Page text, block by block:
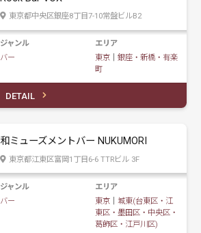
東京都中央区銀座8丁目7-10常盤ビルB2
ジャンル
バー
エリア
東京｜ 銀座・新橋・有楽
町
DETAIL
和ミューズメントバー NUKUMORI
東京都江東区富岡1丁目6-6 TTRビル 3F
ジャンル
バー
エリア
東京｜ 城東(台東区・江
東区・墨田区・中央区・
葛飾区・江戸川区)